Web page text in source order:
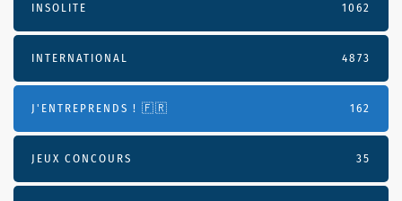
INSOLITE 1062
INTERNATIONAL 4873
J'ENTREPRENDS ! 🇫🇷 162
JEUX CONCOURS 35